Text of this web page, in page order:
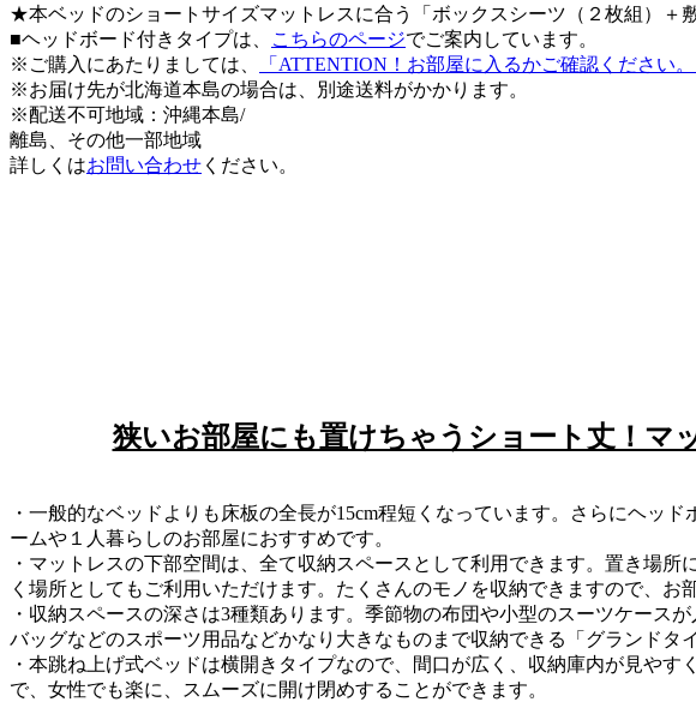
★本ベッドのショートサイズマットレスに合う「ボックスシーツ（２枚組）＋
■ヘッドボード付きタイプは、
こちらのページでご案内しています。
※ご購入にあたりましては、
「ATTENTION！お部屋に入るかご確認ください。
※お届け先が北海道本島の場合は、別途送料がかかります。
※配送不可地域：沖縄本島/
離島、その他一部地域
詳しくはお問い合わせ ください。
狭いお部屋にも置けちゃうショート丈！マ
・一般的なベッドよりも床板の全長が15cm程短くなっています。さらにヘッ
ームや１人暮らしのお部屋におすすめです。
・マットレスの下部空間は、全て収納スペースとして利用できます。置き場
く場所としてもご利用いただけます。たくさんのモノを収納できますので、お
・収納スペースの深さは3種類あります。季節物の布団や小型のスーツケース
バッグなどのスポーツ用品などかなり大きなものまで収納できる「グランドタ
・本跳ね上げ式ベッドは横開きタイプなので、間口が広く、収納庫内が見や
で、女性でも楽に、スムーズに開け閉めすることができます。